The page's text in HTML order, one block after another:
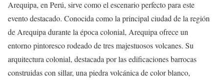
Arequipa, en Perú, sirve como el escenario perfecto para este
evento destacado. Conocida como la principal ciudad de la región
de Arequipa durante la época colonial, Arequipa ofrece un
entorno pintoresco rodeado de tres majestuosos volcanes. Su
arquitectura colonial, destacada por las edificaciones barrocas
construidas con sillar, una piedra volcánica de color blanco,